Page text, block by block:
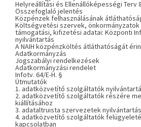
Helyreállítási és Ellenállóképességi Terv
Összefoglaló jelentés
Közpénzek felhasználásának
Költségvetési szervek,
támogatási, kifizetési adatai: Központi
nyilvántartás
A NAIH közpénzköltés átláthatóságát
Adatkormányzás
Jogszabályi rendelkezések
Adatkormányzási rendelet
Infotv. 64/E-H. §
Útmutatók
1. adatközvetítő szolgáltatók
2. adatközvetítő szolgáltatók részére
kiállításához
3. adataltruista szervezetek
4. adatközvetítő szolgáltatók
kapcsolatban